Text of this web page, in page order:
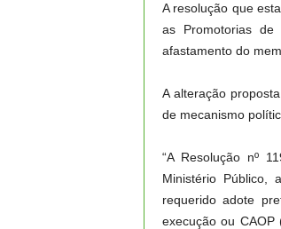
A resolução que
as Promotorias
afastamento do
A alteração
de mecanismo
“A Resolução nº
Ministério Público,
requerido adote
execução ou CAOP